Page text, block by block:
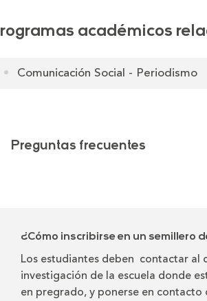
académicos
Comunicación Social - Periodismo
Preguntas frecuentes
¿Cómo inscribirse en un semillero
Los estudiantes deben contactar al
investigación de la escuela donde
en pregrado, y ponerse en contacto